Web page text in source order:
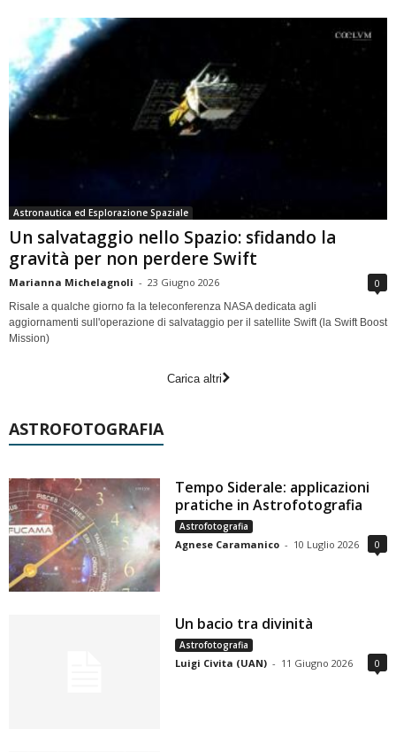
Astronautica ed Esplorazione Spaziale
Un salvataggio nello Spazio: sfidando la
gravità per non perdere Swift
Marianna Michelagnoli - 23 Giugno 2026 0
Risale a qualche giorno fa la teleconferenza NASA dedicata agli
aggiornamenti sull'operazione di salvataggio per il satellite Swift (la Swift Boost
Mission)
Carica altri
ASTROFOTOGRAFIA
Tempo Siderale: applicazioni
pratiche in Astrofotografia
Astrofotografia
Agnese Caramanico - 10 Luglio 2026 0
Un bacio tra divinità
Astrofotografia
Luigi Civita (UAN) - 11 Giugno 2026 0